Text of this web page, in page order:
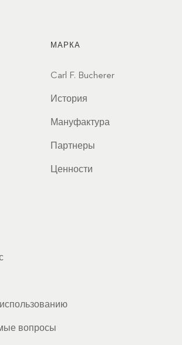
МАРКА
Carl F. Bucherer
История
Мануфактура
Партнеры
Ценности
вопросы